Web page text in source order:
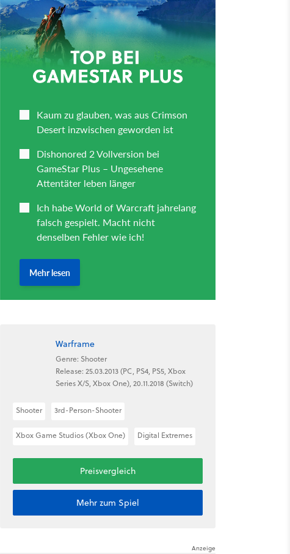
Warframe
Genre: Shooter
Release: 25.03.2013 (PC, PS4, PS5, Xbox
Series X/S, Xbox One), 20.11.2018 (Switch)
Shooter 3rd-Person-Shooter
Xbox Game Studios (Xbox One) Digital Extremes
Preisvergleich
Mehr zum Spiel